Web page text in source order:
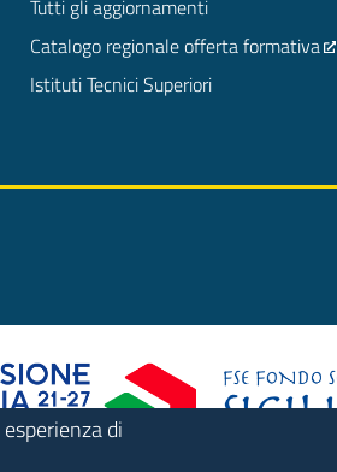
Tutti gli aggiornamenti
Catalogo regionale offerta formativa
Istituti Tecnici Superiori
di